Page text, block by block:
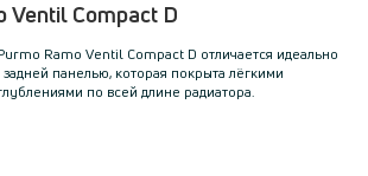
Ventil Compact D
Ramo Ventil Compact D oтличается идеально
панелью, которая покрыта лёгкими
по всей длине радиатора.